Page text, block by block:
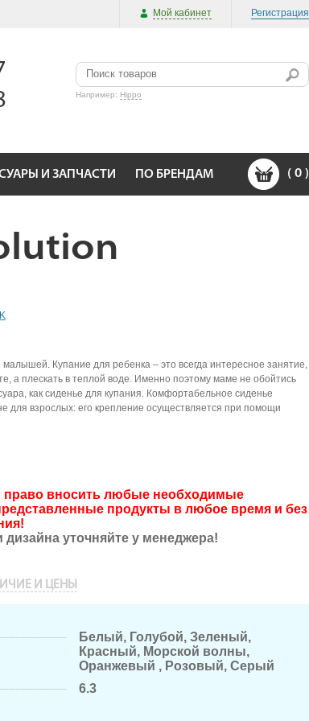
Мой кабинет Регистрация
Например: Hippo
И ЗАПЧАСТИ ПО БРЕНДАМ ( 0 )
Купание для ребенка – это всегда интересное занятие,
а плескать в теплой воде. Именно поэтому маме не обойтись
как сиденье для купания. Комфортабельное сиденье
для взрослых: его крепление осуществляется при помощи
право вносить любые необходимые
продукты в любое время и без
уточняйте у менеджера!
И ЦЕНЫ
Белый, Голубой, Зеленый,
Красный, Морской волны,
Оранжевый , Розовый, Серый
6.3